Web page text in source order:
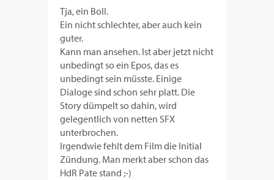
Tja, ein Boll.
Ein nicht schlechter, aber auch kein
guter.
Kann man ansehen. Ist aber jetzt nicht
unbedingt so ein Epos, das es
unbedingt sein müsste. Einige
Dialoge sind schon sehr platt. Die
Story dümpelt so dahin, wird
gelegentlich von netten SFX
unterbrochen.
Irgendwie fehlt dem Film die Initial
Zündung. Man merkt aber schon das
HdR Pate stand ;-)